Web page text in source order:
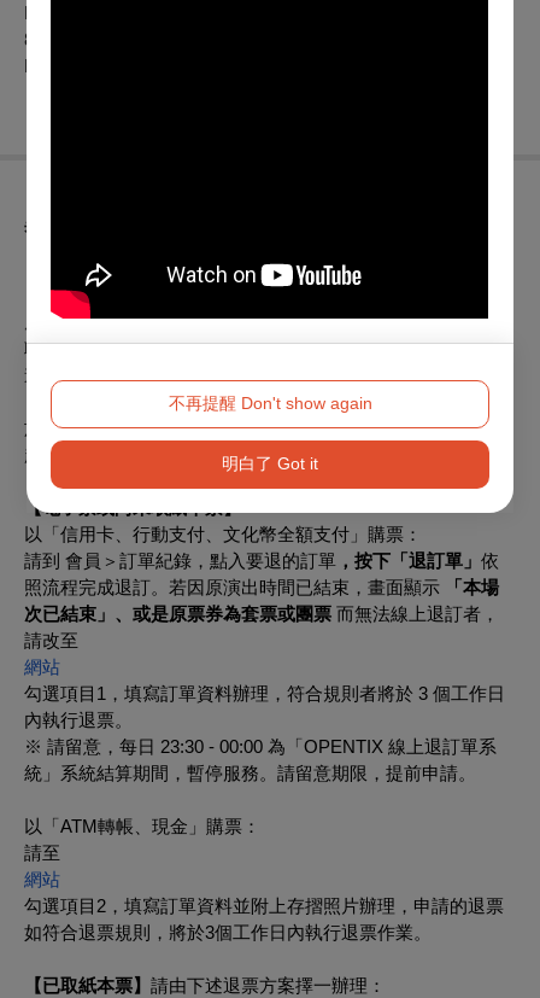
不再提醒 Don't show again
明白了 Got it
https://tpf.asia/en01EA3ii
8/02(日)14:30 鈊象電子慈善音樂會 —莫札特《安魂曲》
https://tpf.asia/en01C7BBb
異動公告
【OPENTIX節目異動公告】（公告日期2026年07月31日
原訂於2026年08月01日（六）19:30國家音樂廳演出之女高音／
耿立，因故改由女高音／隠岐彩夏(Ayaka Oki)擔任女高音獨唱，
造成不便尚祈見諒。
於異動公告發佈前之購票觀眾，如因本異動欲退票，自公告日
起至
前，可依以下辦法辦理全額退票
【電子票或尚未取紙本票】
以「信用卡、行動支付、文化幣全額支付」購票：
請到 會員＞訂單紀錄，點入要退的訂單 ，按下「退訂單」 依
照流程完成退訂。若因原演出時間已結束，畫面顯示
「本場
次已結束」、或是原票券為套票或團票 而無法線上退訂者，
請改至
網站
勾選項目1，填寫訂單資料辦理，符合規則者將於 3 個工作日
內執行退票。
※ 請留意，每日 23:30 - 00:00 為「OPENTIX 線上退訂單系
統」系統結算期間，暫停服務。請留意期限，提前申請。
以「ATM轉帳、現金」購票：
請至
網站
勾選項目2，填寫訂單資料並附上存摺照片辦理，申請的退票
如符合退票規則，將於3個工作日內執行退票作業。
【已取紙本票】 請由下述退票方案擇一辦理：